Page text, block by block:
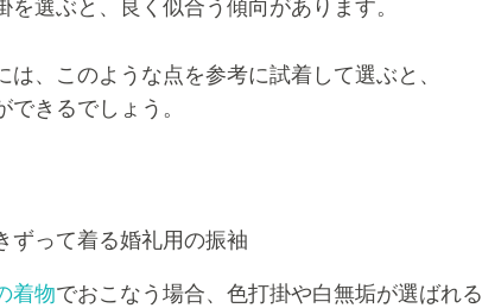
選ぶと、良く似合う傾向があります。
、このような点を参考に試着して選ぶと、
きるでしょう。
ずって着る婚礼用の振袖
着物でおこなう場合、色打掛や白無垢が選ばれる